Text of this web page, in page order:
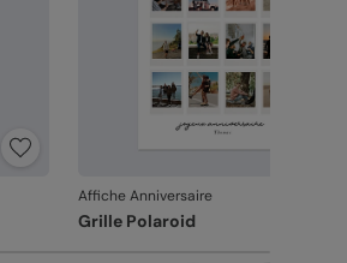
Affiche Anniversaire
Grille Polaroid